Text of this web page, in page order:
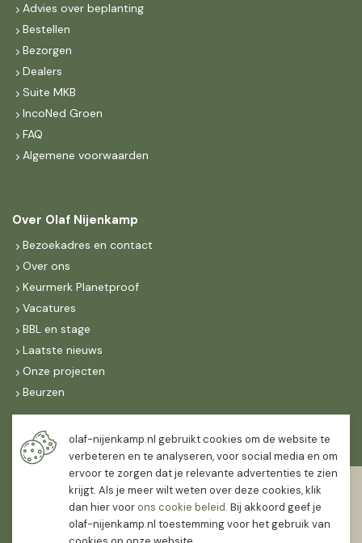
Advies over beplanting
Bestellen
Bezorgen
Dealers
Suite MKB
IncoNed Groen
FAQ
Algemene voorwaarden
Over Olaf Nijenkamp
Bezoekadres en contact
Over ons
Keurmerk Planetproof
Vacatures
BBL en stage
Laatste nieuws
Onze projecten
Beurzen
Maandag t/m vrijdag
07:30-
16:30
12:00
olaf-nijenkamp.nl gebruikt cookies om de website te
verbeteren en te analyseren, voor social media en om
ervoor te zorgen dat je relevante advertenties te zien
krijgt. Als je meer wilt weten over deze cookies, klik
dan hier voorons cookie beleid. Bij akkoord geef je
olaf-nijenkamp.nl toestemming voor het gebruik van